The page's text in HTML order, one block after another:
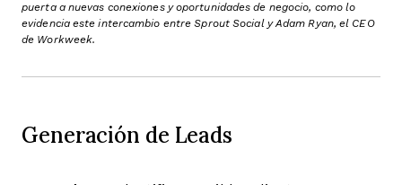
puerta a nuevas conexiones y oportunidades de negocio, como lo
evidencia este intercambio entre Sprout Social y Adam Ryan, el CEO
de Workweek.
Generación de Leads